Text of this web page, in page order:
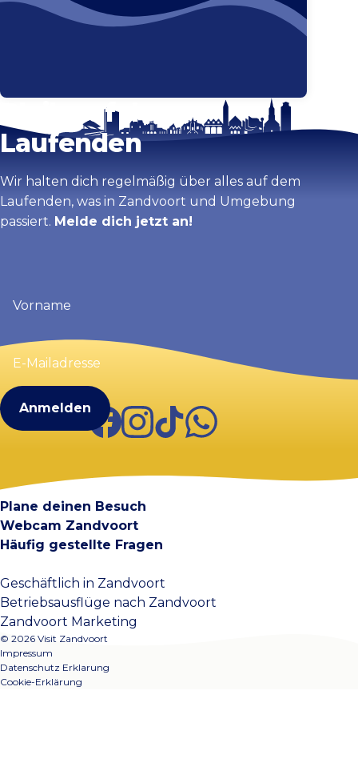
Bleib auf dem
Laufenden
Wir halten dich regelmäßig über alles auf dem
Laufenden, was in Zandvoort und Umgebung
passiert. Melde dich jetzt an!
(erforderlich)
E-
Mailadresse
FacebookInstagram
TikTokWhatsApp
Plane deinen Besuch
Webcam Zandvoort
Häufig gestellte Fragen
Geschäftlich in Zandvoort
Betriebsausflüge nach Zandvoort
Zandvoort Marketing
© 2026 Visit Zandvoort
Impressum
Datenschutz Erklarung
Cookie-Erklärung